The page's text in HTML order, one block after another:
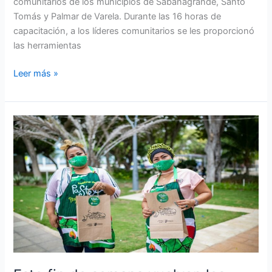
Tomás y Palmar de Varela. Durante las 16 horas de
capacitación, a los líderes comunitarios se les proporcionó
las herramientas
Leer más »
Este
fin
de
semana
vuelven
pasteles
de
Pital
de
Megua